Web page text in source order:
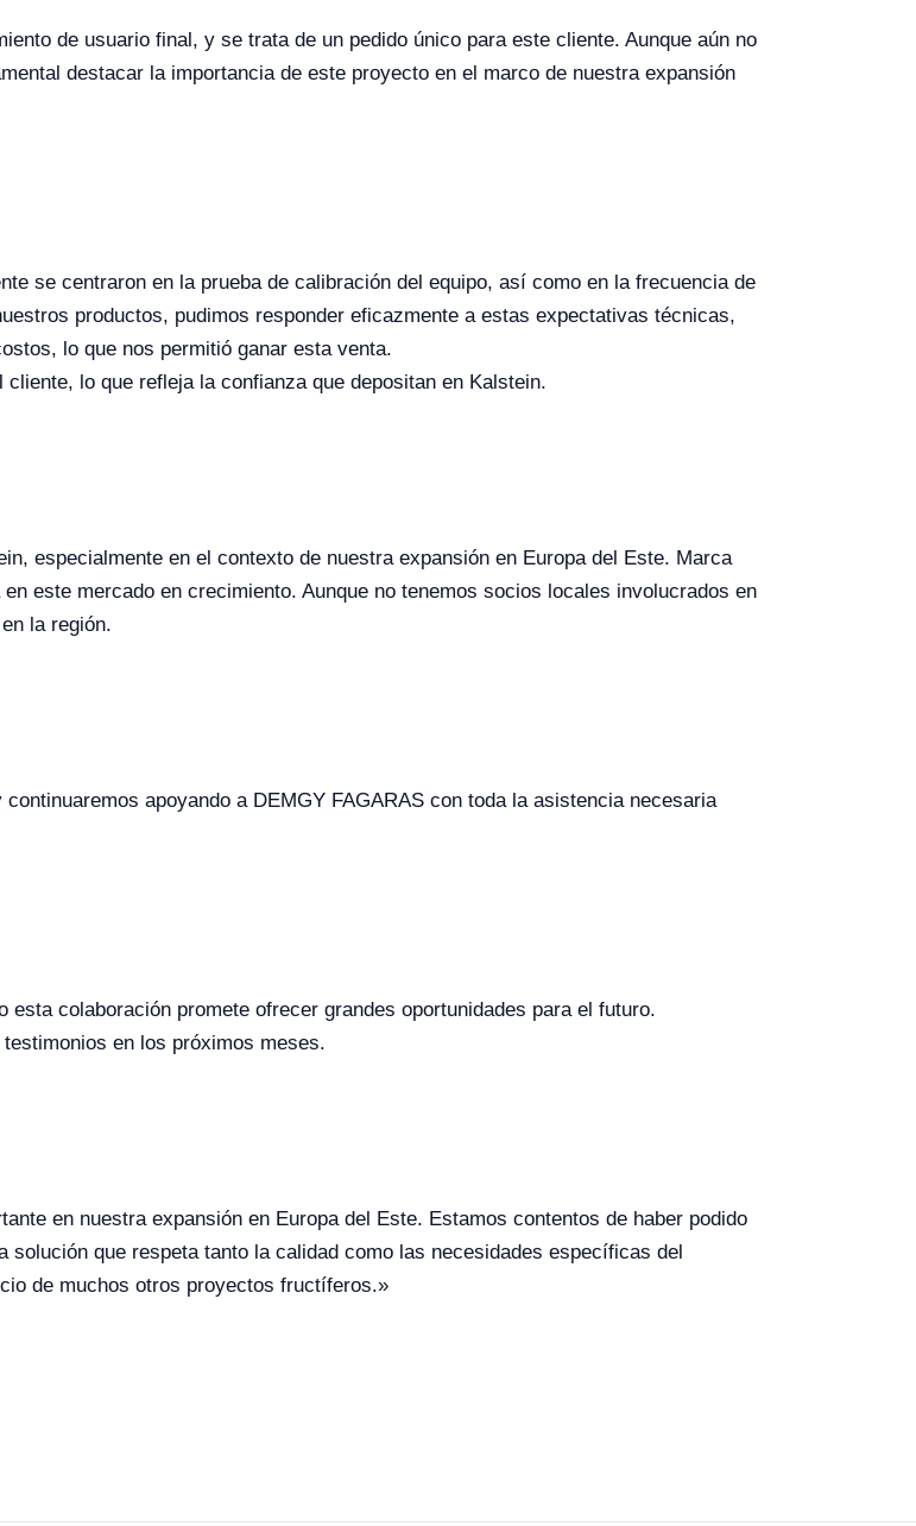
de usuario final, y se trata de un pedido único para este cliente. Aunque aún no
destacar la importancia de este proyecto en el marco de nuestra expansión
se centraron en la prueba de calibración del equipo, así como en la frecuencia de
productos, pudimos responder eficazmente a estas expectativas técnicas,
lo que nos permitió ganar esta venta.
lo que refleja la confianza que depositan en Kalstein.
especialmente en el contexto de nuestra expansión en Europa del Este. Marca
este mercado en crecimiento. Aunque no tenemos socios locales involucrados en
la región.
apoyando a DEMGY FAGARAS con toda la asistencia necesaria
colaboración promete ofrecer grandes oportunidades para el futuro.
en los próximos meses.
en nuestra expansión en Europa del Este. Estamos contentos de haber podido
que respeta tanto la calidad como las necesidades específicas del
de muchos otros proyectos fructíferos.»